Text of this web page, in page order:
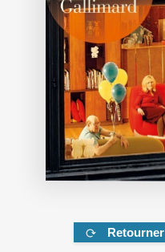
Retourner